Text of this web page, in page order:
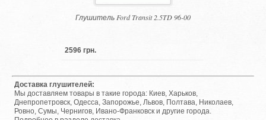
Глушитель Ford Transit 2.5TD 96-00
2596 грн.
Доставка глушителей:
Мы доставляем товары в такие города: Киев, Харьков,
Днепропетровск, Одесса, Запорожье, Львов, Полтава, Николаев,
Ровно, Сумы, Чернигов, Ивано-Франковск и другие города.